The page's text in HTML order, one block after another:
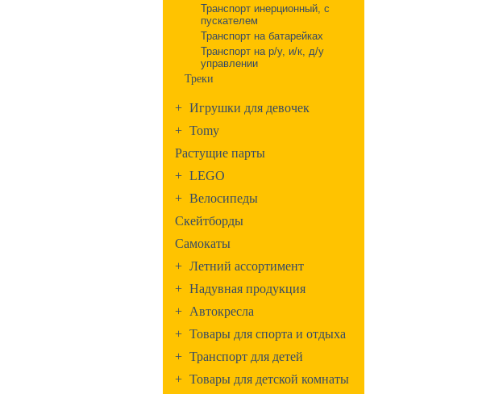
Транспорт инерционный, с
пускателем
Транспорт на батарейках
Транспорт на р/у, и/к, д/у
управлении
Треки
+ Игрушки для девочек
+ Tomy
Растущие парты
+ LEGO
+ Велосипеды
Скейтборды
Самокаты
+ Летний ассортимент
+ Надувная продукция
+ Автокресла
+ Товары для спорта и отдыха
+ Транспорт для детей
+ Товары для детской комнаты